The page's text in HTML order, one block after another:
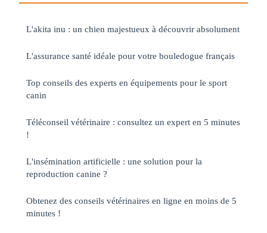
L'akita inu : un chien majestueux à découvrir absolument
L'assurance santé idéale pour votre bouledogue français
Top conseils des experts en équipements pour le sport
canin
Téléconseil vétérinaire : consultez un expert en 5 minutes
!
L'insémination artificielle : une solution pour la
reproduction canine ?
Obtenez des conseils vétérinaires en ligne en moins de 5
minutes !